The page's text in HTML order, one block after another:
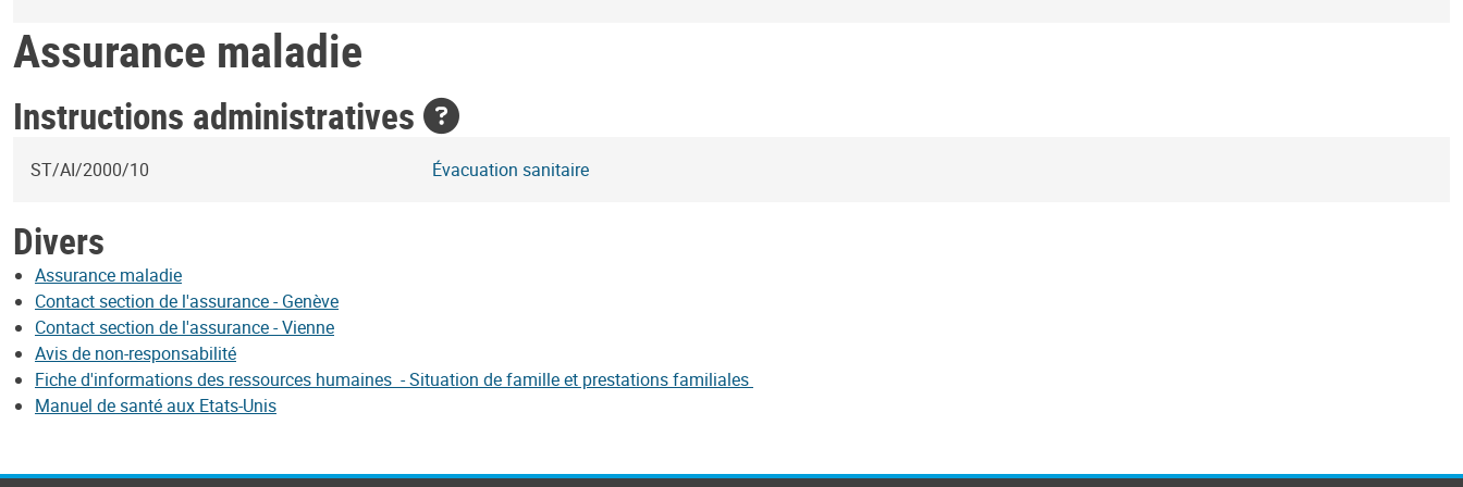
Assurance maladie
Instructions administratives
ST/AI/2000/10 Évacuation sanitaire
Divers
Assurance maladie
Contact section de l'assurance - Genève
Contact section de l'assurance - Vienne
Avis de non-responsabilité
Fiche d'informations des ressources humaines - Situation de famille et prestations familiales
Manuel de santé aux Etats-Unis